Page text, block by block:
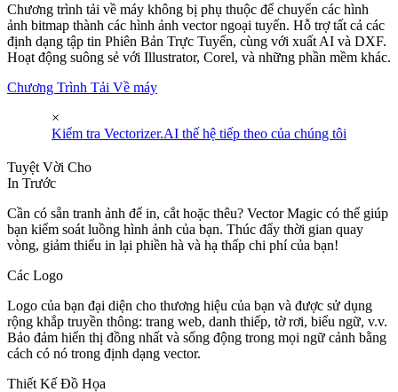
Chương trình tải về máy không bị phụ thuộc để chuyển các hình
ảnh bitmap thành các hình ảnh vector ngoại tuyến. Hỗ trợ tất cả các
định dạng tập tin Phiên Bản Trực Tuyến, cùng với xuất AI và DXF.
Hoạt động suông sẻ với Illustrator, Corel, và những phần mềm khác.
Chương Trình Tải Về máy
×
Kiểm tra Vectorizer.AI thế hệ tiếp theo của chúng tôi
Tuyệt Vời Cho
In Trước
Cần có sẵn tranh ảnh để in, cắt hoặc thêu? Vector Magic có thể giúp
bạn kiểm soát luồng hình ảnh của bạn. Thúc đẩy thời gian quay
vòng, giảm thiểu in lại phiền hà và hạ thấp chi phí của bạn!
Các Logo
Logo của bạn đại diện cho thương hiệu của bạn và được sử dụng
rộng khắp truyền thông: trang web, danh thiếp, tờ rơi, biểu ngữ, v.v.
Bảo đảm hiển thị đồng nhất và sống động trong mọi ngữ cảnh bằng
cách có nó trong định dạng vector.
Thiết Kế Đồ Họa